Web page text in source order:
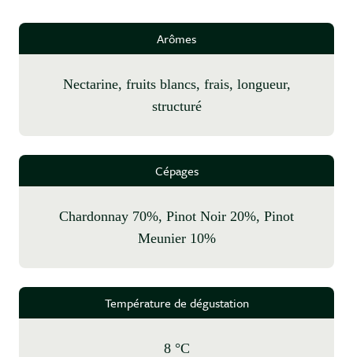
Arômes
nectarine, fruits blancs, frais, longueur,
structuré
Cépages
Chardonnay 70%, Pinot Noir 20%, Pinot
Meunier 10%
Température de dégustation
8 °C